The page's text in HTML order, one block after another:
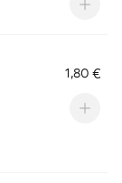
1,80 €